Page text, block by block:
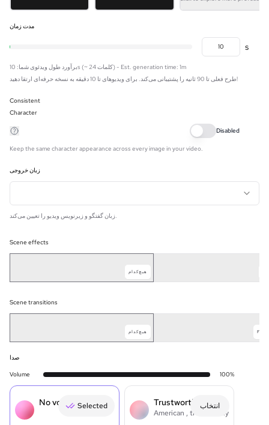
مدت زمان
s
برآورد طول ویدئوی شما:
10s (~ 24 کلمات) - Est. generation time: 1m
طرح فعلی تا 90 ثانیه را پشتیبانی می‌کند.برای ویدیوهای تا 10 دقیقه به نسخه حرفه‌ای ارتقا دهید!
Consistent
Character
Disabled
Keep the same character appearance across every image in your video.
زبان خروجی
زبان گفتگو و زیرنویس ویدیو را تعیین می‌کند.
Scene effects
هیچ‌کدام A
Scene transitions
هیچ‌کدام A
صدا
Volume 100%
No voice Selected Trustworthy Man
American , trustworthy
انتخاب